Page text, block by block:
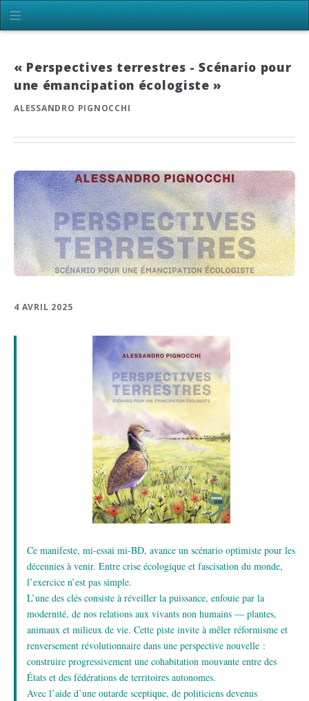
« Perspectives terrestres - Scénario pour
une émancipation écologiste »
ALESSANDRO PIGNOCCHI
4 AVRIL 2025
Ce manifeste, mi-essai mi-BD, avance un scénario optimiste pour les
décennies à venir. Entre crise écologique et fascisation du monde,
l’exercice n’est pas simple.
L’une des clés consiste à réveiller la puissance, enfouie par la
modernité, de nos relations aux vivants non humains — plantes,
animaux et milieux de vie. Cette piste invite à mêler réformisme et
renversement révolutionnaire dans une perspective nouvelle :
construire progressivement une cohabitation mouvante entre des
États et des fédérations de territoires autonomes.
Avec l’aide d’une outarde sceptique, de politiciens devenus